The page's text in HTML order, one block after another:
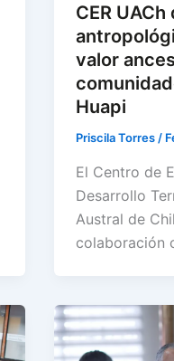
CER
valor
Huapi
Priscila Torres/
El Centro de
Desarrollo
Austral de
colaboración